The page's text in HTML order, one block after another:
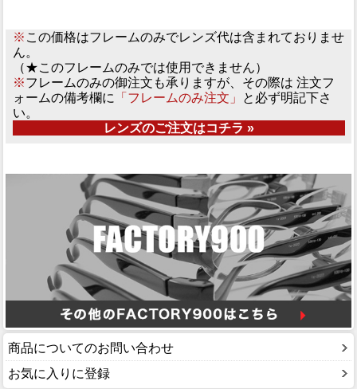
※ この価格はフレームのみでレンズ代は含まれておりませ
ん。
（★このフレームのみでは使用できません）
※フレームのみの御注文も承りますが、その際は 注文フ
ォームの備考欄に
「フレームのみ注文」
と必ず明記下さ
い。
レンズのご注文はコチラ »
商品についてのお問い合わせ
お気に入りに登録